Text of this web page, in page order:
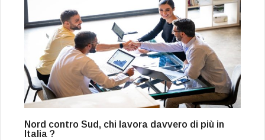
Nord contro Sud, chi lavora davvero di più in
Italia ?